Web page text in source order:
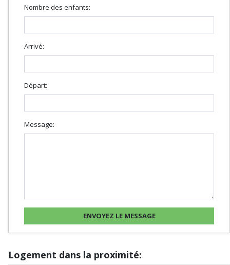
Nombre des enfants:
Arrivé:
Départ:
Message:
Logement dans la proximité: